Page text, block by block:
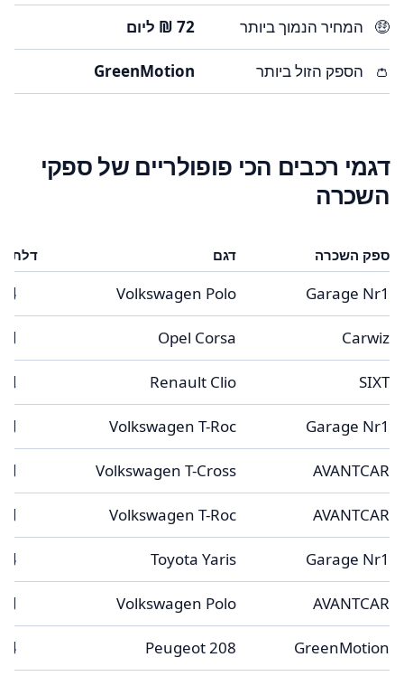
🤑 המחיר הנמוך ביותר
👛 הספק הזול ביותר GreenMotion
דגמי רכבים הכי פופולריים של ספקי
השכרה
ספק השכרה דגם
Garage Nr1
Volkswagen Polo
4
Carwiz
Opel Corsa
5
SIXT
Renault Clio
2
Garage Nr1
Volkswagen T-Roc
5
AVANTCAR
Volkswagen T-Cross
5
AVANTCAR
Volkswagen T-Roc
5
Garage Nr1
Toyota Yaris
4
AVANTCAR
Volkswagen Polo
5
GreenMotion
Peugeot 208
4